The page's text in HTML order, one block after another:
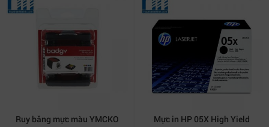
Ruy băng mực màu YMCKO
Mực in HP 05X High Yield